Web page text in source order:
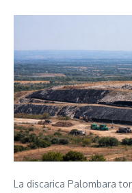
La discarica Palombara